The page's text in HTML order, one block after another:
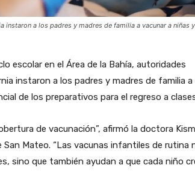
a los padres y madres de familia a vacunar a niñas
escolar en el Área de la Bahía, autoridades
instaron a los padres y madres de familia a
de los preparativos para el regreso a
de vacunación”, afirmó la doctora
Mateo. “Las vacunas infantiles de rutina
sino que también ayudan a que cada niño